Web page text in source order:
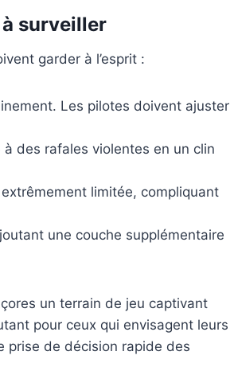
surveiller
garder à l’esprit :
Les pilotes doivent ajuster
des rafales violentes en un clin
limitée, compliquant
une couche supplémentaire
un terrain de jeu captivant
pour ceux qui envisagent leurs
prise de décision rapide des